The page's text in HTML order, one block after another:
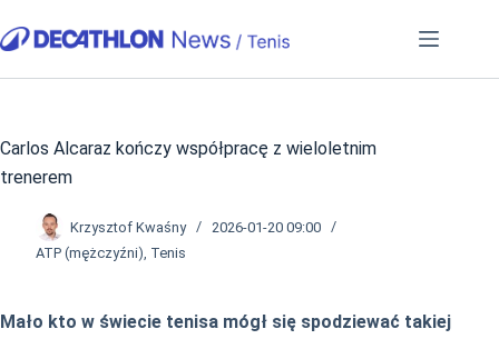
do
Carlos Alcaraz kończy współpracę z wieloletnim
trenerem
Krzysztof Kwaśny
2026-01-20 09:00
ATP (mężczyźni), Tenis
Mało kto w świecie tenisa mógł się spodziewać takiej